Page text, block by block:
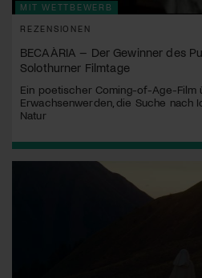
MIT WETTBEWERB
REZENSIONEN
BECAÀRIA – Der Gewinner des
Solothurner Filmtage
Ein poetischer Coming-of-Age-Film
Erwachsenwerden, die Suche nach
Natur